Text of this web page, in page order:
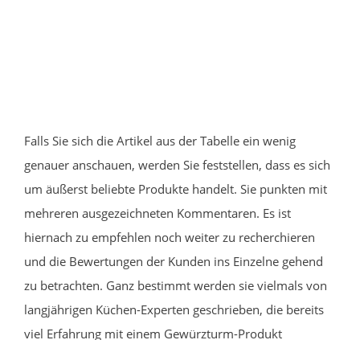
Falls Sie sich die Artikel aus der Tabelle ein wenig
genauer anschauen, werden Sie feststellen, dass es sich
um äußerst beliebte Produkte handelt. Sie punkten mit
mehreren ausgezeichneten Kommentaren. Es ist
hiernach zu empfehlen noch weiter zu recherchieren
und die Bewertungen der Kunden ins Einzelne gehend
zu betrachten. Ganz bestimmt werden sie vielmals von
langjährigen Küchen-Experten geschrieben, die bereits
viel Erfahrung mit einem Gewürzturm-Produkt